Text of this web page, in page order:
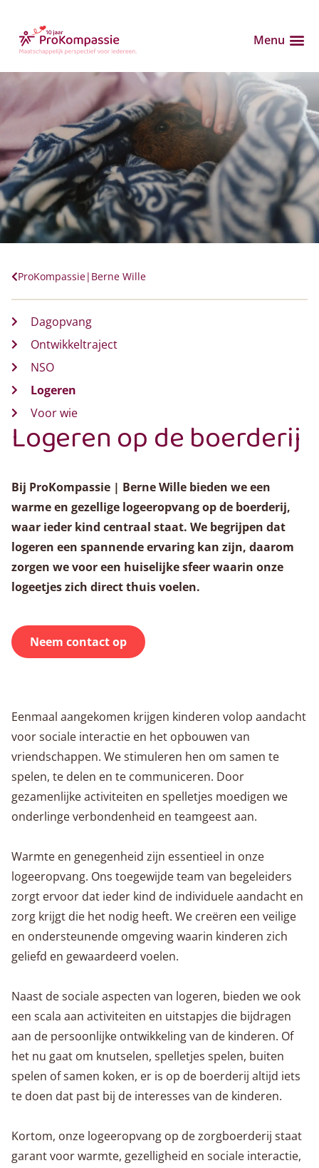
Menu
ProKompassie|Berne Wille
Dagopvang
Ontwikkeltraject
NSO
Logeren
Voor wie
Logeren op de boerderij
Bij ProKompassie | Berne Wille bieden we een
warme en gezellige logeeropvang op de boerderij,
waar ieder kind centraal staat. We begrijpen dat
logeren een spannende ervaring kan zijn, daarom
zorgen we voor een huiselijke sfeer waarin onze
logeetjes zich direct thuis voelen.
Neem contact op
Eenmaal aangekomen krijgen kinderen volop aandacht
voor sociale interactie en het opbouwen van
vriendschappen. We stimuleren hen om samen te
spelen, te delen en te communiceren. Door
gezamenlijke activiteiten en spelletjes moedigen we
onderlinge verbondenheid en teamgeest aan.
Warmte en genegenheid zijn essentieel in onze
logeeropvang. Ons toegewijde team van begeleiders
zorgt ervoor dat ieder kind de individuele aandacht en
zorg krijgt die het nodig heeft. We creëren een veilige
en ondersteunende omgeving waarin kinderen zich
geliefd en gewaardeerd voelen.
Naast de sociale aspecten van logeren, bieden we ook
een scala aan activiteiten en uitstapjes die bijdragen
aan de persoonlijke ontwikkeling van de kinderen. Of
het nu gaat om knutselen, spelletjes spelen, buiten
spelen of samen koken, er is op de boerderij altijd iets
te doen dat past bij de interesses van de kinderen.
Kortom, onze logeeropvang op de zorgboerderij staat
garant voor warmte, gezelligheid en sociale interactie,